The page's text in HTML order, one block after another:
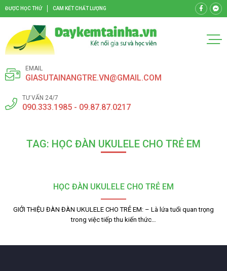
ĐƯỢC HỌC THỬ CAM KẾT CHẤT LƯỢNG
EMAIL
GIASUTAINANGTRE.VN@GMAIL.COM
TƯ VẤN 24/7
090.333.1985 - 09.87.87.0217
TAG: HỌC ĐÀN UKULELE CHO TRẺ EM
HỌC ĐÀN UKULELE CHO TRẺ EM
GIỞI THIỆU ĐÀN ĐÀN UKULELE CHO TRẺ EM: – Là lứa tuổi quan trọng
trong việc tiếp thu kiến thức…